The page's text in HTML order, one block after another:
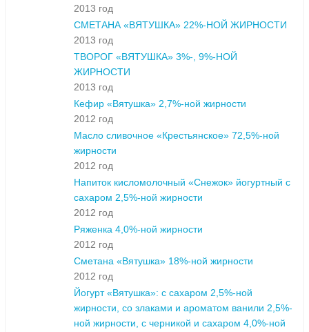
2013 год
СМЕТАНА «ВЯТУШКА» 22%-НОЙ ЖИРНОСТИ
2013 год
ТВОРОГ «ВЯТУШКА» 3%-, 9%-НОЙ
ЖИРНОСТИ
2013 год
Кефир «Вятушка» 2,7%-ной жирности
2012 год
Масло сливочное «Крестьянское» 72,5%-ной
жирности
2012 год
Напиток кисломолочный «Снежок» йогуртный с
сахаром 2,5%-ной жирности
2012 год
Ряженка 4,0%-ной жирности
2012 год
Сметана «Вятушка» 18%-ной жирности
2012 год
Йогурт «Вятушка»: с сахаром 2,5%-ной
жирности, cо злаками и ароматом ванили 2,5%-
ной жирности, с черникой и сахаром 4,0%-ной